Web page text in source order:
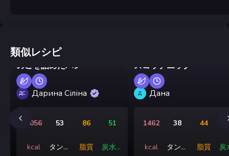
類似レシピ
エアフライヤーで作る、き
のこを詰めたパン
ДС Дарина Сіліна
1056
kcal
53
タンパ
86
脂質
51
炭水化
スコッチエッグ
Д Дана
1462
kcal
38
タンパ
44
脂質
炭